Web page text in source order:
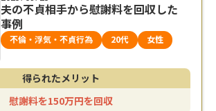
夫の不貞相手から慰謝料を回収した
事例
不倫・浮気・不貞行為 20代 女性
得られたメリット
慰謝料を150万円を回収